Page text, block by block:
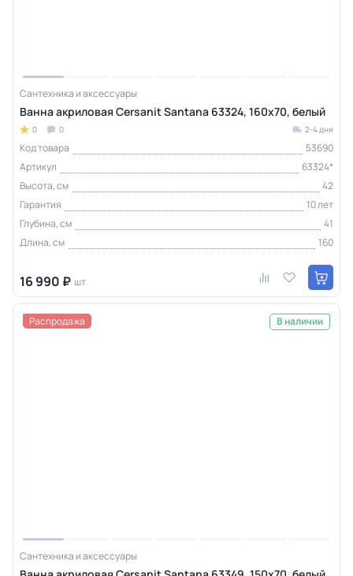
Сантехника и аксессуары
Ванна акриловая Cersanit Santana 63324, 160x70, белый
0 0 2-4 дня
Код товара
53690
Артикул
63324*
Высота, см
42
Гарантия
10 лет
Глубина, см
41
Длина, см
160
16 990 ₽ шт
Распродажа В наличии
Сантехника и аксессуары